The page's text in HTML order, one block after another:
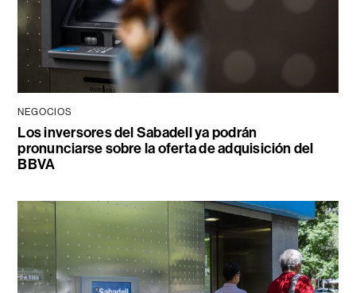
NEGOCIOS
Los inversores del Sabadell ya podrán
pronunciarse sobre la oferta de adquisición del
BBVA